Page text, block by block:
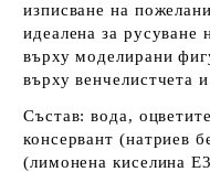
изписване на
идеалена за русуване
върху моделирани
върху венчелистчета
Състав: вода,
консервант (натриев
(лимонена киселина